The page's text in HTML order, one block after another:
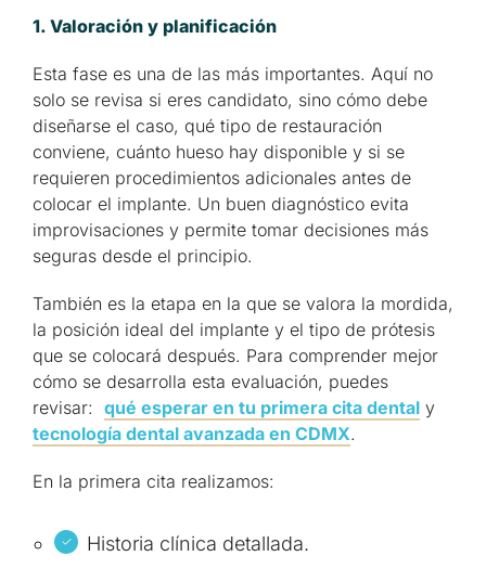
1. Valoración y planificación
Esta fase es una de las más importantes. Aquí no
solo se revisa si eres candidato, sino cómo debe
diseñarse el caso, qué tipo de restauración
conviene, cuánto hueso hay disponible y si se
requieren procedimientos adicionales antes de
colocar el implante. Un buen diagnóstico evita
improvisaciones y permite tomar decisiones más
seguras desde el principio.
También es la etapa en la que se valora la mordida,
la posición ideal del implante y el tipo de prótesis
que se colocará después. Para comprender mejor
cómo se desarrolla esta evaluación, puedes
revisar: qué esperar en tu primera cita dental y
tecnología dental avanzada en CDMX.
En la primera cita realizamos:
Historia clínica detallada.